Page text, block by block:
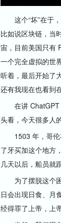
这个“坏”在于，
比如说区块链，当
宙，目前美国只有
一个完全虚拟的世
听着，最后开始了
还有我现在也看到
在讲 ChatGPT
头看，今天很多人
1503 年，哥伦
了牙买加这个地方
几天以后，船员就
为了摆脱这个困
日会出现日食、月
经得罪了上帝，上